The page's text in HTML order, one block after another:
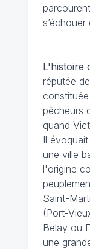
L'histoire
réputée
pêcheurs
quand
Il
une ville
l'origine
Saint-
(Port-
Belay ou
une